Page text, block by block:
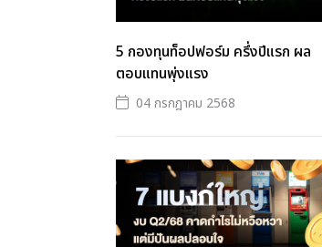
5 กองทุนท็อปฟอร์ม ครึ่งปีแรก ผล
ตอบแทนพุ่งแรง
04 กรกฎาคม 2568